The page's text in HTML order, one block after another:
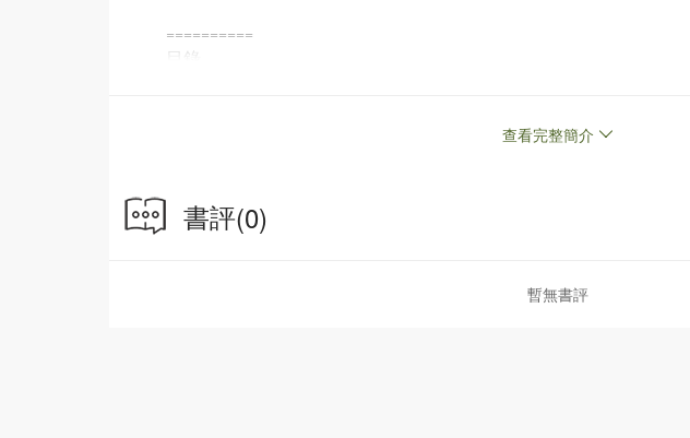
==========
目錄
五、晚晴歲月 021
查看完整簡介
書評(0)
暫無書評